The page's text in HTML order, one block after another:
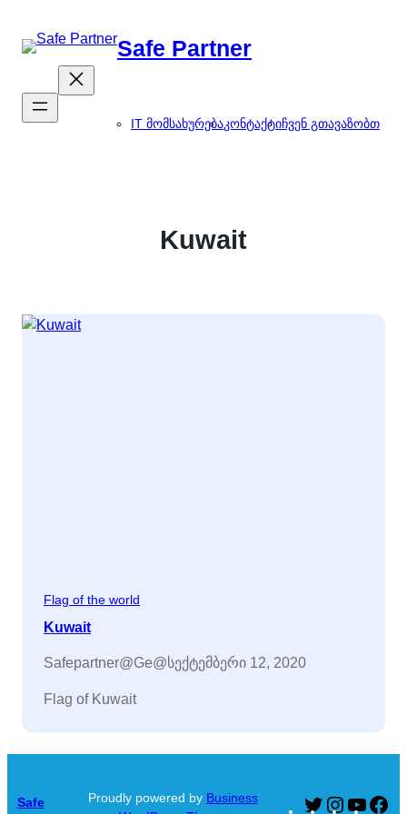
გადასვლა
Safe Partner
IT მომსახურებაკონტაქტიჩვენ გთავაზობთ
Kuwait
Flag of the world
Kuwait
Safepartner@ge@სექტემბერი 12, 2020
Flag of Kuwait
Safe
Proudly powered by Business
TwitterInstagram